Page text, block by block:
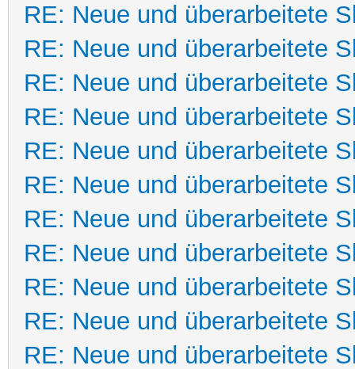
RE: Neue und überarbeitete
RE: Neue und überarbeitete
RE: Neue und überarbeitete
RE: Neue und überarbeitete
RE: Neue und überarbeitete
RE: Neue und überarbeitete
RE: Neue und überarbeitete
RE: Neue und überarbeitete
RE: Neue und überarbeitete
RE: Neue und überarbeitete
RE: Neue und überarbeitete